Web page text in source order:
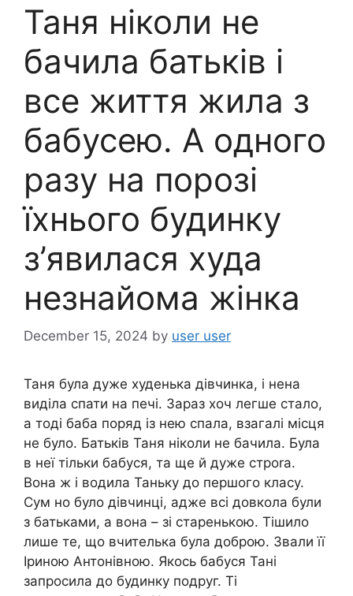
Таня ніколи не
бачила батьків і
все життя жила з
бабусею. А одного
разу на порозі
їхнього будинку
з’явилася худа
незнайома жінка
December 15, 2024 by user user
Таня була дуже худенька дівчинка, і нена
виділа спати на печі. Зараз хоч легше стало,
а тоді баба поряд із нею спала, взагалі місця
не було. Батьків Таня ніколи не бачила. Була
в неї тільки бабуся, та ще й дуже строrа.
Вона ж і водила Таньку до першого класу.
Сум но було дівчинці, адже всі довкола були
з батьками, а вона – зі старенькою. Тішило
лише те, що вчителька була доброю. Звали її
Іриною Антонівною. Якось бабуся Тані
запросила до будинку подруг. Ті